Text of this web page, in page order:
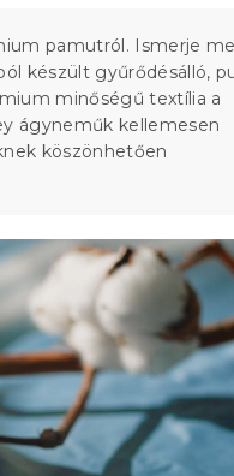
pamutról. Ismerje
készült gyűrődésálló,
minőségű textília a
ágyneműk kellemesen
köszönhetően